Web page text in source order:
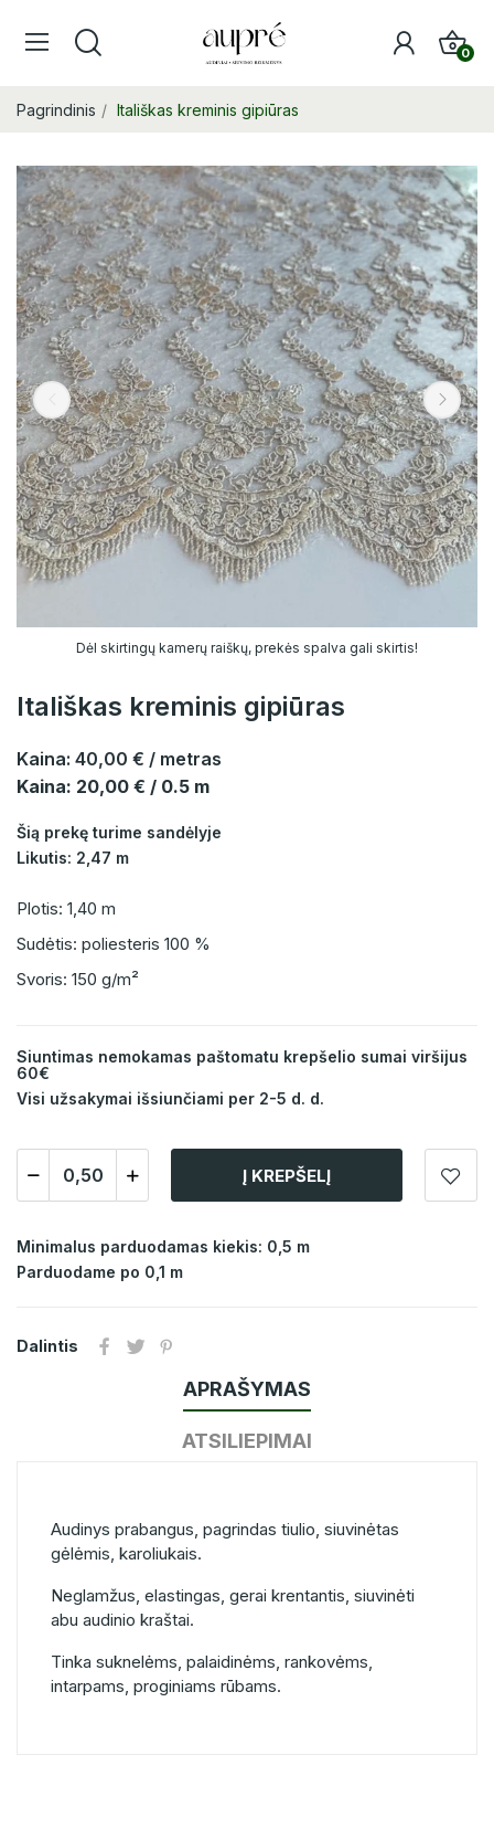
0
Pagrindinis Itališkas kreminis gipiūras
Dėl skirtingų kamerų raiškų, prekės spalva gali skirtis!
Itališkas kreminis gipiūras
Kaina: 40,00 € / metras
Kaina: 20,00 € / 0.5 m
Šią prekę turime sandėlyje
Likutis: 2,47 m
Plotis: 1,40 m
Sudėtis: poliesteris 100 %
Svoris: 150 g/m²
Siuntimas nemokamas paštomatu krepšelio sumai viršijus
60€
Visi užsakymai išsiunčiami per 2-5 d. d.
Į KREPŠELĮ
Minimalus parduodamas kiekis: 0,5 m
Parduodame po 0,1 m
Dalintis
APRAŠYMAS
ATSILIEPIMAI
Audinys prabangus, pagrindas tiulio, siuvinėtas
gėlėmis, karoliukais.
Neglamžus, elastingas, gerai krentantis, siuvinėti
abu audinio kraštai.
Tinka suknelėms, palaidinėms, rankovėms,
intarpams, proginiams rūbams.